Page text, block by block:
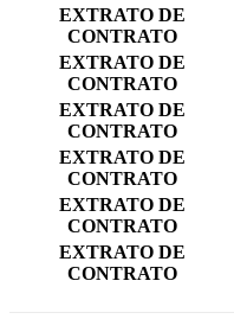
EXTRATO DE
CONTRATO
EXTRATO DE
CONTRATO
EXTRATO DE
CONTRATO
EXTRATO DE
CONTRATO
EXTRATO DE
CONTRATO
EXTRATO DE
CONTRATO